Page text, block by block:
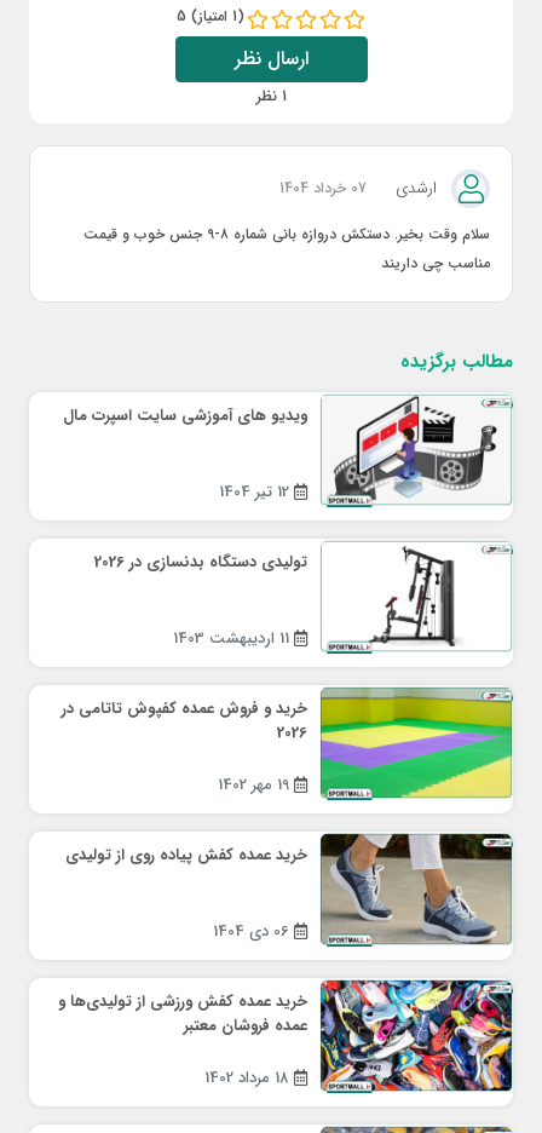
(1 امتیاز) 5
1 نظر
ارسال نظر
ارشدی
07 خرداد 1404
سلام وقت بخیر. دستکش دروازه بانی شماره ۸-۹ جنس خوب و قیمت
مناسب چی داریند
مطالب برگزیده
ویدیو های آموزشی سایت اسپرت مال
12 تیر 1404
تولیدی دستگاه بدنسازی در 2026
11 اردیبهشت 1403
خرید و فروش عمده کفپوش تاتامی در
2026
19 مهر 1402
خرید عمده کفش پیاده روی از تولیدی
06 دی 1404
خرید عمده کفش ورزشی از تولیدی‌ها و
عمده فروشان معتبر
18 مرداد 1402